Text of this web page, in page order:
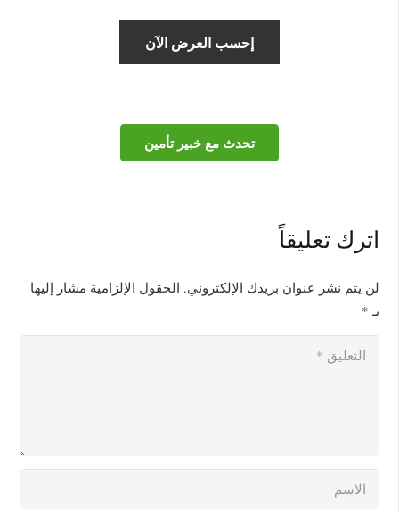
تحدث مع خبير تأمين
اترك تعليقاً
لن يتم نشر عنوان بريدك الإلكتروني. الحقول الإلزامية مشار إليها
بـ *